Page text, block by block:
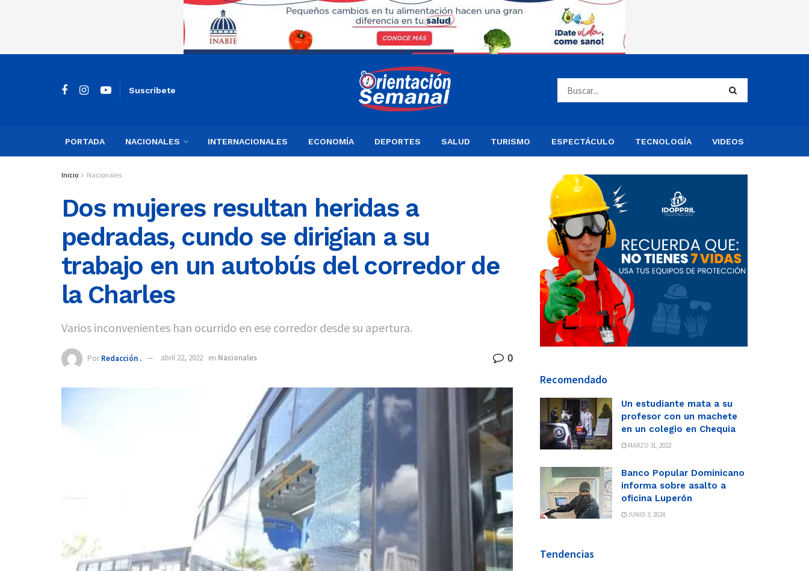
Suscribete
PORTADA NACIONALES INTERNACIONALES ECONOMÍA DEPORTES SALUD TURISMO ESPECTÁCULO TECNOLOGÍA VIDEOS
Inicio Nacionales
Dos mujeres resultan heridas a
pedradas, cundo se dirigian a su
trabajo en un autobús del corredor de
la Charles
Varios inconvenientes han ocurrido en ese corredor desde su apertura.
Por Redacción . abril 22, 2022 en Nacionales 0
Recomendado
Un estudiante mata a su
profesor con un machete
en un colegio en Chequia
MARZO 31, 2022
Banco Popular Dominicano
informa sobre asalto a
oficina Luperón
JUNIO 3, 2024
Tendencias